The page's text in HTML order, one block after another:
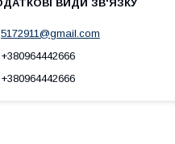
5172911@gmail.com
+380964442666
+380964442666